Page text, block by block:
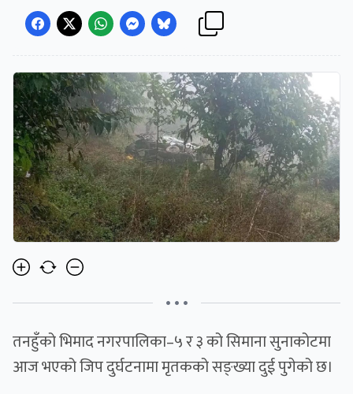
• • •
तनहुँको भिमाद नगरपालिका–५ र ३ को सिमाना सुनाकोटमा
आज भएको जिप दुर्घटनामा मृतकको सङ्ख्या दुई पुगेको छ।